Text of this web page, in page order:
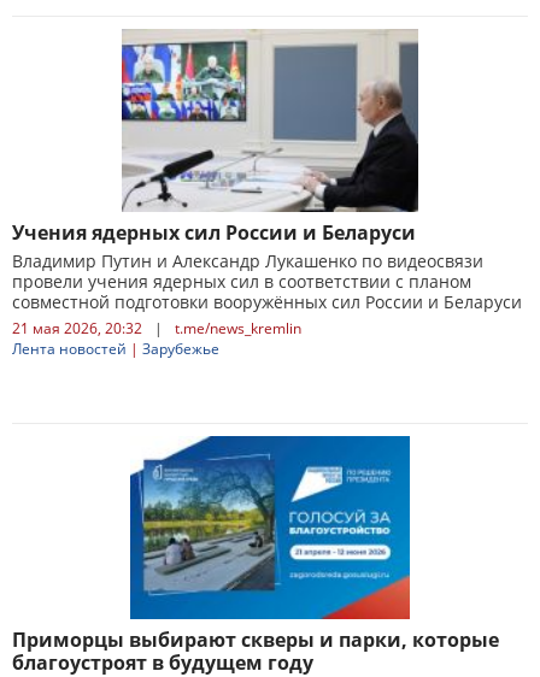
Учения ядерных сил России и Беларуси
Владимир Путин и Александр Лукашенко по видеосвязи
провели учения ядерных сил в соответствии с планом
совместной подготовки вооружённых сил России и Беларуси
21 мая 2026, 20:32 |
t.me/news_kremlin
Лента новостей | Зарубежье
Приморцы выбирают скверы и парки, которые
благоустроят в будущем году